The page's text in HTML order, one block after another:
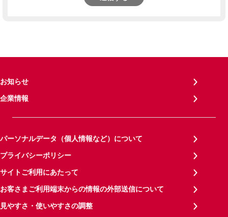
お知らせ
企業情報
パーソナルデータ（個人情報など）について
プライバシーポリシー
サイトご利用にあたって
お客さまご利用端末からの情報の外部送信について
見やすさ・使いやすさの調整